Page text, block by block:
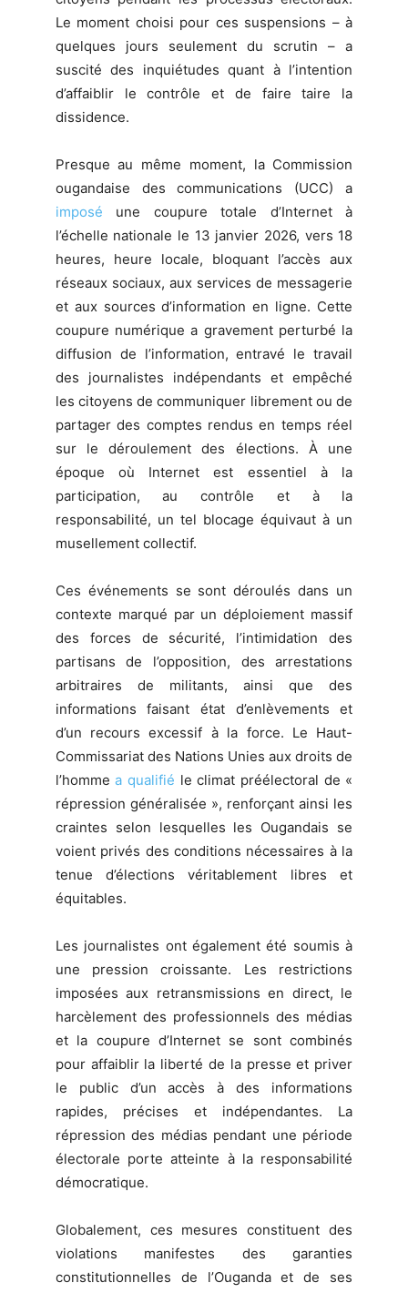
Le moment choisi pour ces suspensions – à
quelques jours seulement du scrutin – a
suscité des inquiétudes quant à l’intention
d’affaiblir le contrôle et de faire taire la
dissidence.
Presque au même moment, la Commission
ougandaise des communications (UCC) a
imposé une coupure totale d’Internet à
l’échelle nationale le 13 janvier 2026, vers 18
heures, heure locale, bloquant l’accès aux
réseaux sociaux, aux services de messagerie
et aux sources d’information en ligne. Cette
coupure numérique a gravement perturbé la
diffusion de l’information, entravé le travail
des journalistes indépendants et empêché
les citoyens de communiquer librement ou de
partager des comptes rendus en temps réel
sur le déroulement des élections. À une
époque où Internet est essentiel à la
participation, au contrôle et à la
responsabilité, un tel blocage équivaut à un
musellement collectif.
Ces événements se sont déroulés dans un
contexte marqué par un déploiement massif
des forces de sécurité, l’intimidation des
partisans de l’opposition, des arrestations
arbitraires de militants, ainsi que des
informations faisant état d’enlèvements et
d’un recours excessif à la force. Le Haut-
Commissariat des Nations Unies aux droits de
l’hommea qualifié le climat préélectoral de «
répression généralisée », renforçant ainsi les
craintes selon lesquelles les Ougandais se
voient privés des conditions nécessaires à la
tenue d’élections véritablement libres et
équitables.
Les journalistes ont également été soumis à
une pression croissante. Les restrictions
imposées aux retransmissions en direct, le
harcèlement des professionnels des médias
et la coupure d’Internet se sont combinés
pour affaiblir la liberté de la presse et priver
le public d’un accès à des informations
rapides, précises et indépendantes. La
répression des médias pendant une période
électorale porte atteinte à la responsabilité
démocratique.
Globalement, ces mesures constituent des
violations manifestes des garanties
constitutionnelles de l’Ouganda et de ses